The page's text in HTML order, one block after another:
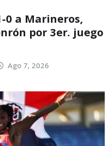
0 a Marineros,
por 3er. juego
Ago 7, 2026